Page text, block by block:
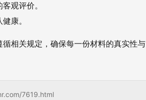
观评价。
康。
相关规定，确保每一份材料的真实性与
7619.html